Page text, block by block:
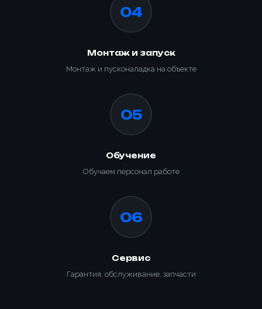
04
Монтаж и запуск
Монтаж и пусконаладка на объекте
05
Обучение
Обучаем персонал работе
06
Сервис
Гарантия, обслуживание, запчасти
📎 Прикрепить реквизиты
Заказать
Отправить заявку